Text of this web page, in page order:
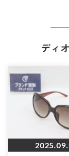
ディ